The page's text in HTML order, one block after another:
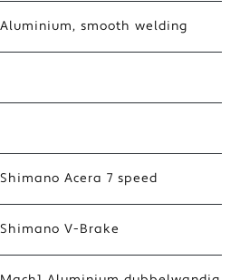
Aluminium, smooth welding
Shimano Acera 7 speed
Shimano V-Brake